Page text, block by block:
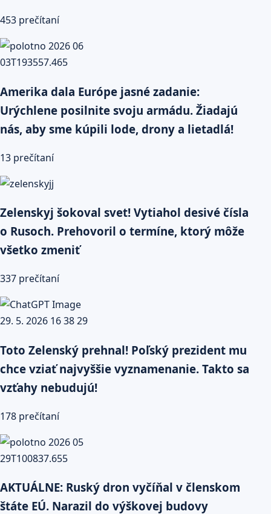
453 prečítaní
Amerika dala Európe jasné zadanie:
Urýchlene posilnite svoju armádu. Žiadajú
nás, aby sme kúpili lode, drony a lietadlá!
13 prečítaní
Zelenskyj šokoval svet! Vytiahol desivé čísla
o Rusoch. Prehovoril o termíne, ktorý môže
všetko zmeniť
337 prečítaní
Toto Zelenský prehnal! Poľský prezident mu
chce vziať najvyššie vyznamenanie. Takto sa
vzťahy nebudujú!
178 prečítaní
AKTUÁLNE: Ruský dron vyčíňal v členskom
štáte EÚ. Narazil do výškovej budovy